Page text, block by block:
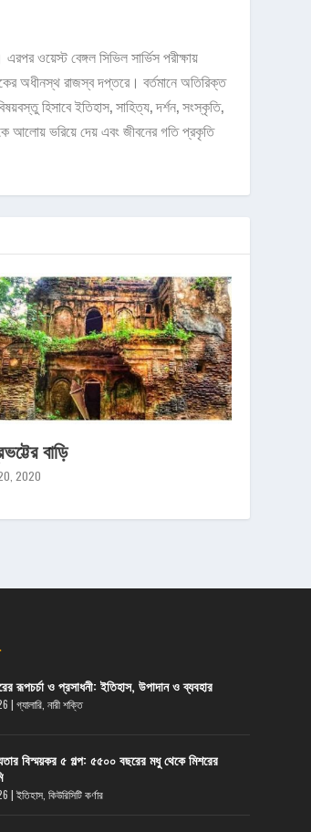
ওয়েস্ট বেঙ্গল সিভিল সার্ভিস পরীক্ষায়
অধীনস্থ রাজস্ব দপ্তরে। বর্তমানে অতিরিক্ত
হিসাবে ইতিহাস, সাহিত্য, দর্শন, সংস্কৃতি,
আলোয় ভরিয়ে দেয় এবং জীবনের গতি প্রকৃতি
বাড়ি
2020
রূপচর্চা ও প্রসাধনী: ইতিহাস, উপাদান ও ব্যবহার
| গ্যালারি, নারী শক্তি
বিস্ময়কর ৫ গল্প: ৫৫০০ বছরের মধু থেকে মিশরের
| ইতিহাস, কিউরিসিটি কর্ণার